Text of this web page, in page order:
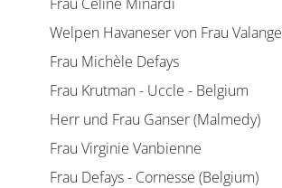
Welpen Havaneser von Frau Valange
Frau Michèle Defays
Frau Krutman - Uccle - Belgium
Herr und Frau Ganser (Malmedy)
Frau Virginie Vanbienne
Frau Defays - Cornesse (Belgium)